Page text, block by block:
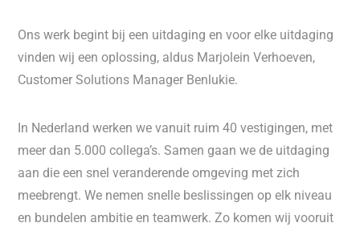
Ons werk begint bij een uitdaging en voor elke uitdaging
vinden wij een oplossing, aldus Marjolein Verhoeven,
Customer Solutions Manager Benlukie.
In Nederland werken we vanuit ruim 40 vestigingen, met
meer dan 5.000 collega’s. Samen gaan we de uitdaging
aan die een snel veranderende omgeving met zich
meebrengt. We nemen snelle beslissingen op elk niveau
en bundelen ambitie en teamwerk. Zo komen wij vooruit